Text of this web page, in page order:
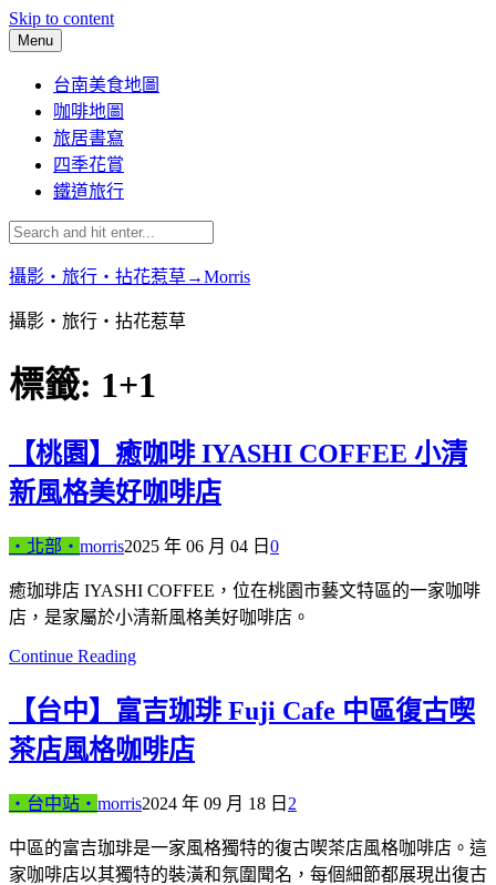
Skip to content
Menu
台南美食地圖
咖啡地圖
旅居書寫
四季花賞
鐵道旅行
攝影‧旅行‧拈花惹草→Morris
攝影‧旅行‧拈花惹草
標籤: 1+1
【桃園】癒咖啡 IYASHI COFFEE 小清
新風格美好咖啡店
‧北部‧ morris2025 年 06 月 04 日 0
癒珈琲店 IYASHI COFFEE，位在桃園市藝文特區的一家咖啡
店，是家屬於小清新風格美好咖啡店。
Continue Reading
【台中】富吉珈琲 Fuji Cafe 中區復古喫
茶店風格咖啡店
‧台中站‧ morris2024 年 09 月 18 日 2
中區的富吉珈琲是一家風格獨特的復古喫茶店風格咖啡店。這
家咖啡店以其獨特的裝潢和氛圍聞名，每個細節都展現出復古